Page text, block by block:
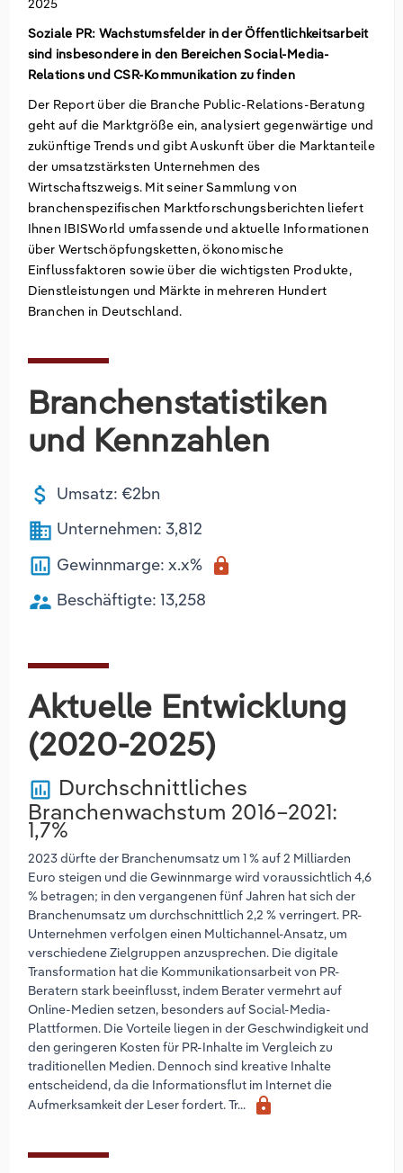
2025
Soziale PR: Wachstumsfelder in der Öffentlichkeitsarbeit
sind insbesondere in den Bereichen Social-Media-
Relations und CSR-Kommunikation zu finden
Der Report über die Branche Public-Relations-Beratung
geht auf die Marktgröße ein, analysiert gegenwärtige und
zukünftige Trends und gibt Auskunft über die Marktanteile
der umsatzstärksten Unternehmen des
Wirtschaftszweigs. Mit seiner Sammlung von
branchenspezifischen Marktforschungsberichten liefert
Ihnen IBISWorld umfassende und aktuelle Informationen
über Wertschöpfungsketten, ökonomische
Einflussfaktoren sowie über die wichtigsten Produkte,
Dienstleistungen und Märkte in mehreren Hundert
Branchen in Deutschland.
Branchenstatistiken
und Kennzahlen
attach_money Umsatz: €2bn
business Unternehmen: 3,812
poll Gewinnmarge: x.x% lock
supervisor_account Beschäftigte: 13,258
Aktuelle Entwicklung
(2020-2025)
poll Durchschnittliches
Branchenwachstum 2016–2021:
1,7%
2023 dürfte der Branchenumsatz um 1 % auf 2 Milliarden
Euro steigen und die Gewinnmarge wird voraussichtlich 4,6
% betragen; in den vergangenen fünf Jahren hat sich der
Branchenumsatz um durchschnittlich 2,2 % verringert. PR-
Unternehmen verfolgen einen Multichannel-Ansatz, um
verschiedene Zielgruppen anzusprechen. Die digitale
Transformation hat die Kommunikationsarbeit von PR-
Beratern stark beeinflusst, indem Berater vermehrt auf
Online-Medien setzen, besonders auf Social-Media-
Plattformen. Die Vorteile liegen in der Geschwindigkeit und
den geringeren Kosten für PR-Inhalte im Vergleich zu
traditionellen Medien. Dennoch sind kreative Inhalte
entscheidend, da die Informationsflut im Internet die
Aufmerksamkeit der Leser fordert. Tr...
lock
Groß- und Einzelhandel
Information und Kommunikation
Freiberufliche, wissenschaftliche und
technische Dienstleistungen
Deutschland
Italien
Irland
Spanien
Vereinigtes Königreich
Marketing
Private Equity
Sales Vertrieb
Bibliotheken